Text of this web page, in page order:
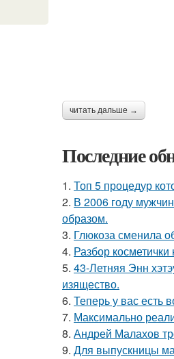
читать дальше →
Последние
1. Топ 5 процедур
2. В 2006 году
образом.
3. Глюкоза сменила
4. Разбор
5. 43-Летняя Энн
изящество.
6. Теперь у вас есть
7. Максимально
8. Андрей Малахов
9. Для выпускницы